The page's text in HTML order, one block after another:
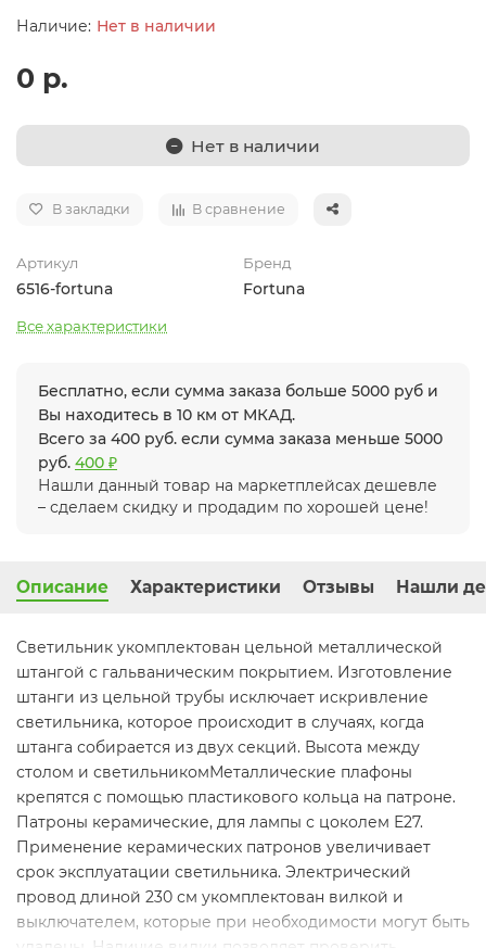
Нет в наличии
0 р.
Нет в наличии
В закладки В сравнение
Артикул
6516-fortuna
Бренд
Fortuna
Все характеристики
Бесплатно, если сумма заказа больше 5000 руб и
Вы находитесь в 10 км от МКАД.
Всего за 400 руб. если сумма заказа меньше 5000
руб. 400 ₽
Нашли данный товар на маркетплейсах дешевле
– сделаем скидку и продадим по хорошей цене!
Описание Характеристики Отзывы Нашли
Светильник укомплектован цельной металлической
штангой с гальваническим покрытием. Изготовление
штанги из цельной трубы исключает искривление
светильника, которое происходит в случаях, когда
штанга собирается из двух секций. Высота между
столом и светильникомМеталлические плафоны
крепятся с помощью пластикового кольца на патроне.
Патроны керамические, для лампы с цоколем Е27.
Применение керамических патронов увеличивает
срок эксплуатации светильника. Электрический
провод длиной 230 см укомплектован вилкой и
выключателем, которые при необходимости могут быть